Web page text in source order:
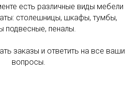
есть различные виды мебели
столешницы, шкафы, тумбы,
подвесные, пеналы.
заказы и ответить на все ваши
вопросы.